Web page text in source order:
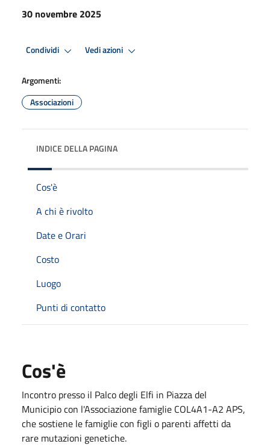
30 novembre 2025
Condividi Vedi azioni
Argomenti:
Associazioni
INDICE DELLA PAGINA
Cos'è
A chi è rivolto
Date e Orari
Costo
Luogo
Punti di contatto
Cos'è
Incontro presso il Palco degli Elfi in Piazza del
Municipio con l'Associazione famiglie COL4A1-A2 APS,
che sostiene le famiglie con figli o parenti affetti da
rare mutazioni genetiche.